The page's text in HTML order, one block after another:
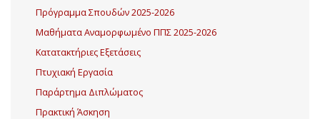
Πρόγραμμα Σπουδών 2025-2026
Μαθήματα Αναμορφωμένο ΠΠΣ 2025-2026
Κατατακτήριες Εξετάσεις
Πτυχιακή Εργασία
Παράρτημα Διπλώματος
Πρακτική Άσκηση